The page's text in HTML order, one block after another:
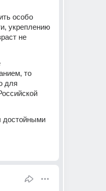
особо
укреплению
не
то
для
достойными